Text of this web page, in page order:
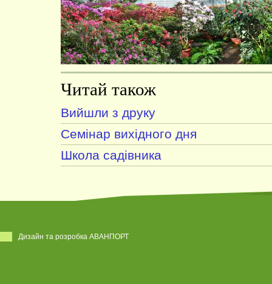
Читай також
Вийшли з друку
Семінар вихідного дня
Школа садівника
Дизайн та розробка АВАНПОРТ